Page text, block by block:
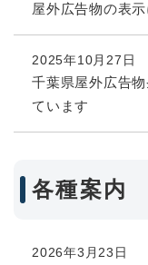
屋外広告物の表
2025年10月27日
千葉県屋外広告
ています
各種案内
2026年3月23日